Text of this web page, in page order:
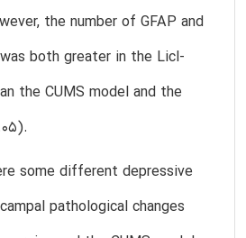
the number of GFAP and
both greater in the Licl-
the CUMS model and the
some different depressive
pathological changes